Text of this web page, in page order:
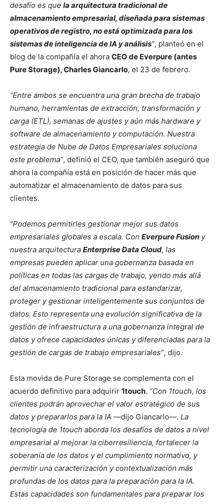
desafío es que la arquitectura tradicional de
almacenamiento empresarial, diseñada para sistemas
operativos de registro, no está optimizada para los
sistemas de inteligencia de IA y análisis”, planteó en el
blog de la compañía el ahora CEO de Everpure (antes
Pure Storage), Charles Giancarlo, el 23 de febrero.
“Entre ambos se encuentra una gran brecha de trabajo
humano, herramientas de extracción, transformación y
carga (ETL), semanas de ajustes y aún más hardware y
software de almacenamiento y computación. Nuestra
estrategia de Nube de Datos Empresariales soluciona
este problema”, definió el CEO, que también aseguró que
ahora la compañía está en posición de hacer más que
automatizar el almacenamiento de datos para sus
clientes.
“Podemos permitirles gestionar mejor sus datos
empresariales globales a escala. Con Everpure Fusion y
nuestra arquitectura Enterprise Data Cloud, las
empresas pueden aplicar una gobernanza basada en
políticas en todas las cargas de trabajo, yendo más allá
del almacenamiento tradicional para estandarizar,
proteger y gestionar inteligentemente sus conjuntos de
datos. Esto representa una evolución significativa de la
gestión de infraestructura a una gobernanza integral de
datos y ofrece capacidades únicas y diferenciadas para la
gestión de cargas de trabajo empresariales”, dijo.
Esta movida de Pure Storage se complementa con el
acuerdo definitivo para adquirir 1touch. “Con 1touch, los
clientes podrán aprovechar el valor estratégico de sus
datos y prepararlos para la IA —dijo Giancarlo—. La
tecnología de 1touch aborda los desafíos de datos a nivel
empresarial al mejorar la ciberresiliencia, fortalecer la
soberanía de los datos y el cumplimiento normativo, y
permitir una caracterización y contextualización más
profundas de los datos para la preparación para la IA.
Estas capacidades son fundamentales para preparar los